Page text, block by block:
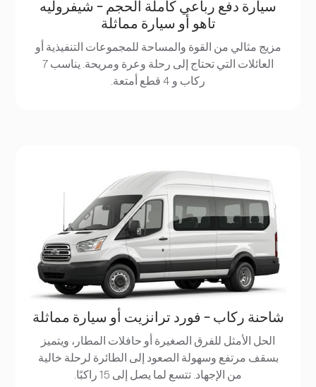
سيارة دفع رباعي كاملة الحجم - شيفروليه
تاهو أو سيارة مماثلة
مزيج مثالي من القوة والمساحة للمجموعات التنفيذية أو
العائلات التي تحتاج إلى رحلة وعرة ومريحة. يناسب 7
ركاب و 4 قطع أمتعة.
شاحنة ركاب - فورد ترانزيت أو سيارة مماثلة
الحل الأمثل للفرق الصغيرة أو حافلات المطار، ويتميز
بسقف مرتفع وسهولة الصعود إلى الطائرة لرحلة خالية
من الإجهاد. تتسع لما يصل إلى 15 راكبًا.